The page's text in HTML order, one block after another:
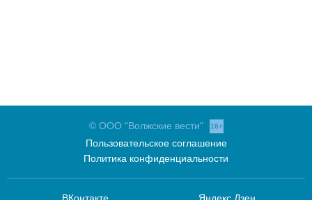
© ООО "Волжские вести" 16+
Пользовательское соглашение
Политика конфиденциальности